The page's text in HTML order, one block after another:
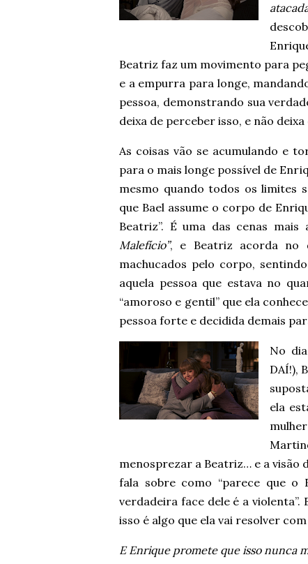
Beatriz faz um movimento para
e a empurra para longe,
pessoa, demonstrando sua
deixa de perceber isso, e não
As coisas vão se acumulando e
para o mais longe possível de
mesmo quando todos os limites
que Bael assume o corpo de
Beatriz”. É uma das cenas
Malefício”, e Beatriz acorda no
machucados pelo corpo,
aquela pessoa que estava no
“amoroso e gentil” que ela
pessoa forte e decidida demais
No
DAÍ!),
ela
menosprezar a Beatriz… e a visão
fala sobre como “parece que o
verdadeira face dele é a
isso é algo que ela vai resolver
E Enrique promete que isso nunca